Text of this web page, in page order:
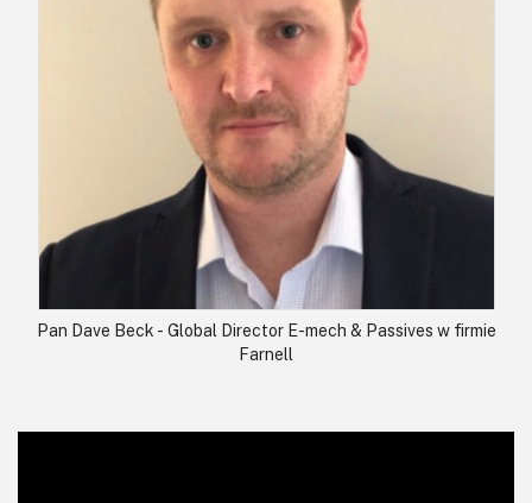
Pan Dave Beck - Global Director E-mech & Passives w firmie
Farnell